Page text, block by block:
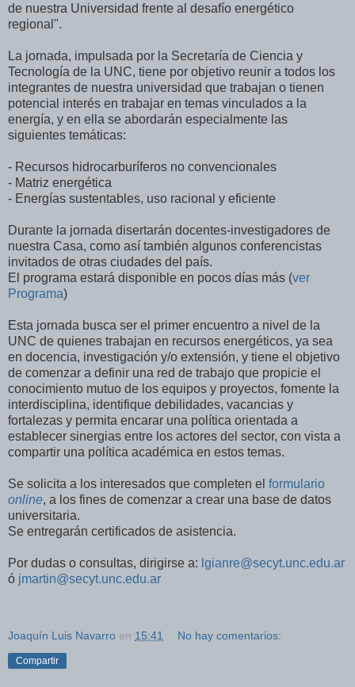
de nuestra Universidad frente al desafío energético
regional".
La jornada, impulsada por la Secretaría de Ciencia y
Tecnología de la UNC, tiene por objetivo reunir a todos los
integrantes de nuestra universidad que trabajan o tienen
potencial interés en trabajar en temas vinculados a la
energía, y en ella se abordarán especialmente las
siguientes temáticas:
- Recursos hidrocarburíferos no convencionales
- Matriz energética
- Energías sustentables, uso racional y eficiente
Durante la jornada disertarán docentes-investigadores de
nuestra Casa, como así también algunos conferencistas
invitados de otras ciudades del país.
El programa estará disponible en pocos días más (ver
Programa)
Esta jornada busca ser el primer encuentro a nivel de la
UNC de quienes trabajan en recursos energéticos, ya sea
en docencia, investigación y/o extensión, y tiene el objetivo
de comenzar a definir una red de trabajo que propicie el
conocimiento mutuo de los equipos y proyectos, fomente la
interdisciplina, identifique debilidades, vacancias y
fortalezas y permita encarar una política orientada a
establecer sinergias entre los actores del sector, con vista a
compartir una política académica en estos temas.
Se solicita a los interesados que completen el formulario
online, a los fines de comenzar a crear una base de datos
universitaria.
Se entregarán certificados de asistencia.
Por dudas o consultas, dirigirse a: lgianre@secyt.unc.edu.ar
ó jmartin@secyt.unc.edu.ar
Joaquín Luis Navarro en 15:41 No hay comentarios:
Compartir